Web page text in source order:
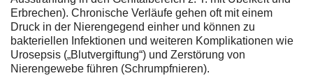
Erbrechen). Chronische Verläufe gehen oft mit einem
Druck in der Nierengegend einher und können zu
bakteriellen Infektionen und weiteren Komplikationen wie
Urosepsis („Blutvergiftung“) und Zerstörung von
Nierengewebe führen (Schrumpfnieren).